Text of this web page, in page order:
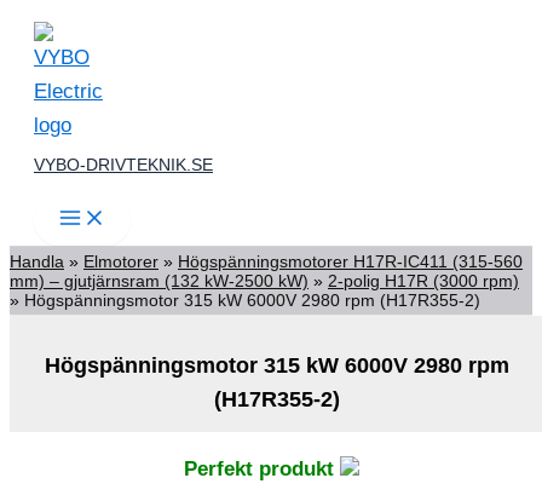
Hoppa
innehåll
VYBO-DRIVTEKNIK.SE
Handla » Elmotorer » Högspänningsmotorer H17R-IC411 (315-560
mm) – gjutjärnsram (132 kW-2500 kW) » 2-polig H17R (3000 rpm)
» Högspänningsmotor 315 kW 6000V 2980 rpm (H17R355-2)
Högspänningsmotor 315 kW 6000V 2980 rpm
(H17R355-2)
Perfekt produkt